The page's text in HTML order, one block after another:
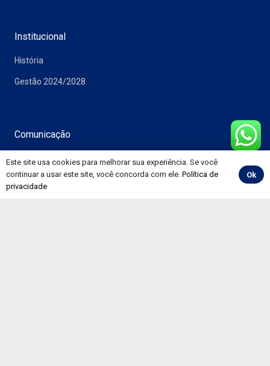
Institucional
História
Gestão 2024/2028
Comunicação
Notícias
Vídeos
Este site usa cookies para melhorar sua experiência. Se você
continuar a usar este site, você concorda com ele. Política de
privacidade
Ok